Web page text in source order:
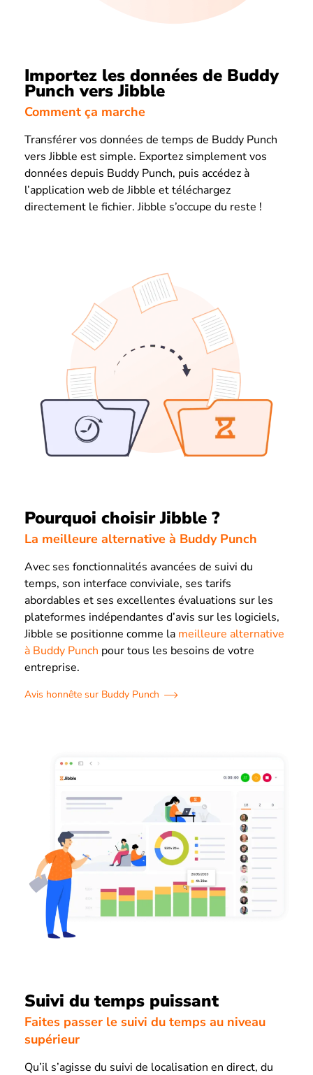
Importez les données de Buddy
Punch vers Jibble
Comment ça marche
Transférer vos données de temps de Buddy Punch
vers Jibble est simple. Exportez simplement vos
données depuis Buddy Punch, puis accédez à
l’application web de Jibble et téléchargez
directement le fichier. Jibble s’occupe du reste !
Pourquoi choisir Jibble ?
La meilleure alternative à Buddy Punch
Avec ses fonctionnalités avancées de suivi du
temps, son interface conviviale, ses tarifs
abordables et ses excellentes évaluations sur les
plateformes indépendantes d’avis sur les logiciels,
Jibble se positionne comme la meilleure alternative
à Buddy Punch pour tous les besoins de votre
entreprise.
Avis honnête sur Buddy Punch
Suivi du temps puissant
Faites passer le suivi du temps au niveau
supérieur
Qu’il s’agisse du suivi de localisation en direct, du